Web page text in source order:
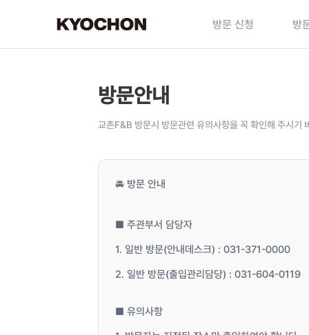
방문 신청 방
방문안내
교촌F&B 방문시 방문관련 유의사항을 꼭 확인해 주시기